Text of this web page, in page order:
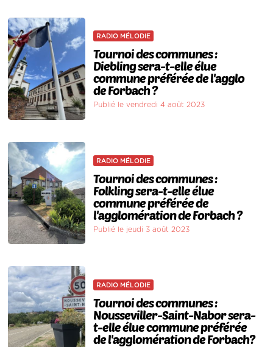
RADIO MÉLODIE
Tournoi des communes :
Diebling sera-t-elle élue
commune préférée de l'agglo
de Forbach ?
Publié le vendredi 4 août 2023
RADIO MÉLODIE
Tournoi des communes :
Folkling sera-t-elle élue
commune préférée de
l'agglomération de Forbach ?
Publié le jeudi 3 août 2023
RADIO MÉLODIE
Tournoi des communes :
Nousseviller-Saint-Nabor sera-
t-elle élue commune préférée
de l'agglomération de Forbach?